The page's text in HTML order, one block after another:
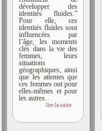
développer des
identités fluides.”
Pour elle, ces
identités fluides sont
influencées par
l’âge, les moments
clés dans la vie des
femmes, leurs
situations
géographiques, ainsi
que les attentes que
ces femmes ont pour
elles-mêmes et pour
les autres.
lire la suite